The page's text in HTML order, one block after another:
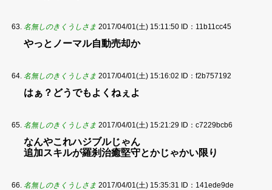
名無しのきくうしさま 2017/04/01(土) 15:11:50 ID：11b11cc45
やっとノーマル自動売却か
名無しのきくうしさま 2017/04/01(土) 15:16:02 ID：f2b757192
はぁ？どうでもよくねぇよ
名無しのきくうしさま 2017/04/01(土) 15:21:29 ID：c7229bcb6
なんやこれハジブルじゃん
追加スキルが羅刹治癒堅守とかじゃかい限り
名無しのきくうしさま 2017/04/01(土) 15:35:31 ID：141ede9de